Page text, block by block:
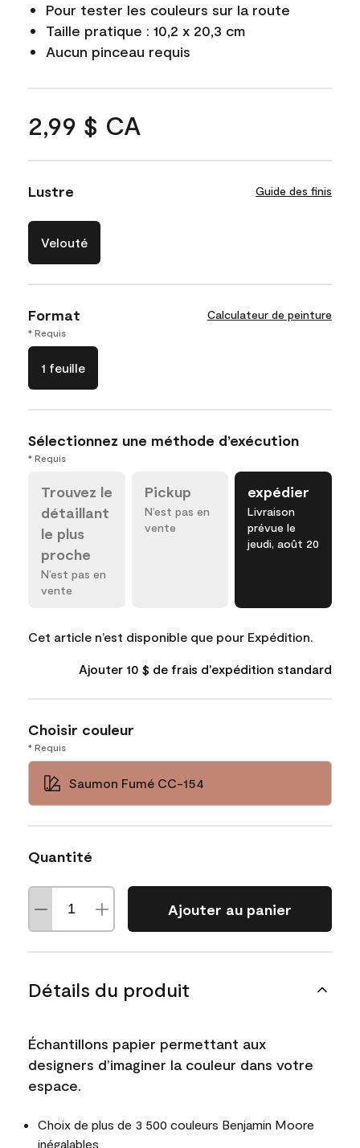
Pour tester les couleurs sur la route
Taille pratique : 10,2 x 20,3 cm
Aucun pinceau requis
2,99 $ CA
Lustre Guide des finis
Velouté
Format Calculateur de peinture
* Requis
1 feuille
Sélectionnez une méthode d’exécution
* Requis
Trouvez le
détaillant
le plus
proche
N’est pas en
vente
Pickup
N’est pas en
vente
expédier
Livraison
prévue le
jeudi, août 20
Cet article n’est disponible que pour Expédition.
Ajouter 10 $ de frais d'expédition standard
Choisir couleur
* Requis
Saumon Fumé CC-154
Quantité
Ajouter au panier
Détails du produit
Échantillons papier permettant aux
designers d’imaginer la couleur dans votre
espace.
Choix de plus de 3 500 couleurs Benjamin Moore
inégalables